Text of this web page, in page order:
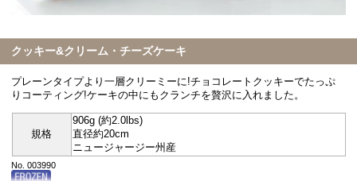
クッキー&クリーム・チーズケーキ
プレーンタイプより一層クリーミーに!チョコレートクッキーでたっぷ
りコーティング!ケーキの中にもクランチを贅沢に入れました。
規格
906g (約2.0lbs)
直径約20cm
ニュージャージー州産
No. 003990